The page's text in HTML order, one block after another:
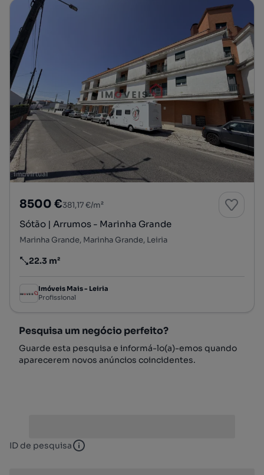
8500 €381,17 €/m²
Sótão | Arrumos - Marinha Grande
Marinha Grande, Marinha Grande, Leiria
Preço por metro quadrado
22.3 m²
Imóveis Mais - Leiria
Profissional
Pesquisa um negócio perfeito?
Guarde esta pesquisa e informá-lo(a)-emos quando
aparecerem novos anúncios coincidentes.
ID de pesquisa ID de pesquisa